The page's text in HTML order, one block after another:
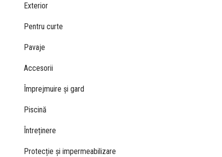
Exterior
Pentru curte
Pavaje
Accesorii
Împrejmuire și gard
Piscină
Întreținere
Protecție și impermeabilizare